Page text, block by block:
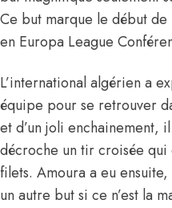
Ce but marque le début de
en Europa League
L’international algérien a
équipe pour se retrouver
et d’un joli enchainement,
décroche un tir croisée qui
filets. Amoura a eu
un autre but si ce n’est la